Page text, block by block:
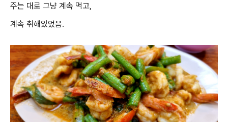
주는 대로 그냥 계속 먹고,
계속 취해있었음.